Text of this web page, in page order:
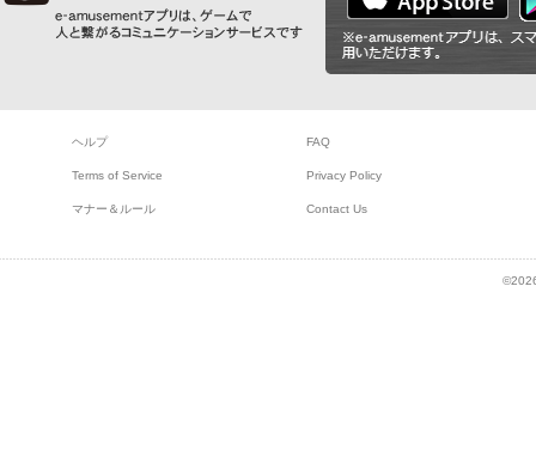
ヘルプ FAQ
Terms of Service Privacy Policy
マナー＆ルール Contact Us